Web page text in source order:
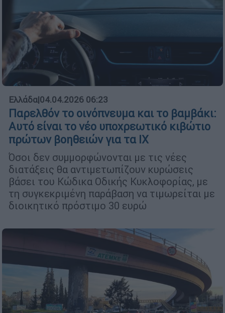
Ελλάδα|04.04.2026 06:23
Παρελθόν το οινόπνευμα και το βαμβάκι:
Αυτό είναι το νέο υποχρεωτικό κιβώτιο
πρώτων βοηθειών για τα ΙΧ
Όσοι δεν συμμορφώνονται με τις νέες
διατάξεις θα αντιμετωπίζουν κυρώσεις
βάσει του Κώδικα Οδικής Κυκλοφορίας, με
τη συγκεκριμένη παράβαση να τιμωρείται με
διοικητικό πρόστιμο 30 ευρώ